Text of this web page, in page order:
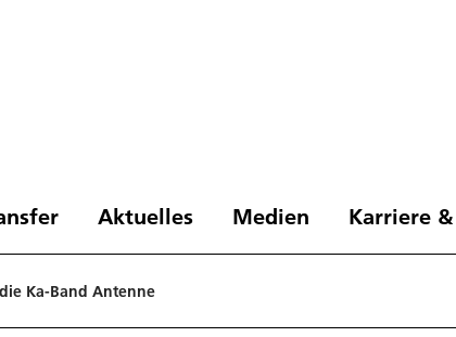
Aktuelles Medien Karriere
Ka-Band Antenne